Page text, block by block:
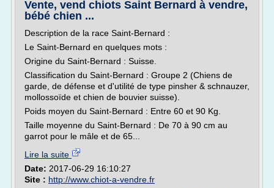
Vente, vend chiots Saint Bernard à vendre,
bébé chien ...
Description de la race Saint-Bernard :
Le Saint-Bernard en quelques mots :
Origine du Saint-Bernard : Suisse.
Classification du Saint-Bernard : Groupe 2 (Chiens de
garde, de défense et d'utilité de type pinsher & schnauzer,
mollossoïde et chien de bouvier suisse).
Poids moyen du Saint-Bernard : Entre 60 et 90 Kg.
Taille moyenne du Saint-Bernard : De 70 à 90 cm au
garrot pour le mâle et de 65...
Lire la suite
Date: 2017-06-29 16:10:27
Site : http://www.chiot-a-vendre.fr